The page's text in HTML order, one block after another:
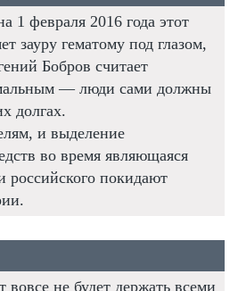
1 февраля 2016 года этот
зауру гематому под глазом,
Бобров считает
— люди сами должны
долгах.
и выделение
во время являющаяся
российского покидают
не будет держать всеми